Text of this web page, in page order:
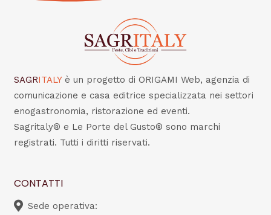
SAGRITALY è un progetto di ORIGAMI Web, agenzia di
comunicazione e casa editrice specializzata nei settori
enogastronomia, ristorazione ed eventi.
Sagritaly® e Le Porte del Gusto® sono marchi
registrati. Tutti i diritti riservati.
CONTATTI
Sede operativa: